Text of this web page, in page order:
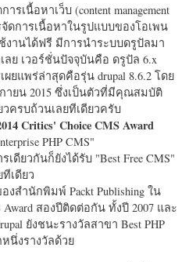
เนื้อหาเว็บ (content management
จัดการเนื้อหาในรูปแบบของโอเพน
งานได้ฟรี มีการนำระบบดรูปัลมา
ลย เวอร์ชั่นปัจจุบันคือ ดรูปัล 6.x
ยแพร่ล่าสุดคือรุ่น drupal 8.6.2 โดย
ายน 2015 ซึ่งเป็นตัวที่มีคุณสมบัติ
วครบถ้วนเลยทีเดียวครับ
Critics' Choice CMS Award
PHP CMS"
เดียวกันก็ยังได้รับ "Best Free CMS"
เดียว
งสำนักพิมพ์ Packt Publishing ใน
Award สองปีติดต่อกัน ทั้งปี 2007 และ
ยังชนะรางวัลสาขา Best PHP
หนึ่งรางวัลด้วย